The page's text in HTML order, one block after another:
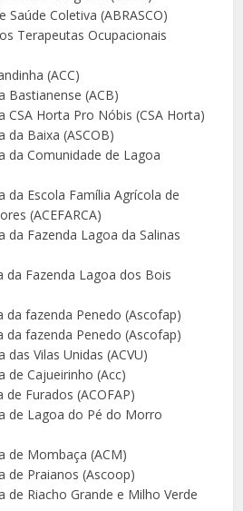
Saúde Coletiva (ABRASCO)
Terapeutas Ocupacionais
(ACC)
Bastianense (ACB)
CSA Horta Pro Nóbis (CSA Horta)
da Baixa (ASCOB)
da Comunidade de Lagoa
da Escola Família Agrícola de
(ACEFARCA)
da Fazenda Lagoa da Salinas
da Fazenda Lagoa dos Bois
da fazenda Penedo (Ascofap)
da fazenda Penedo (Ascofap)
das Vilas Unidas (ACVU)
de Cajueirinho (Acc)
Furados (ACOFAP)
de Lagoa do Pé do Morro
de Mombaça (ACM)
de Praianos (Ascoop)
de Riacho Grande e Milho Verde